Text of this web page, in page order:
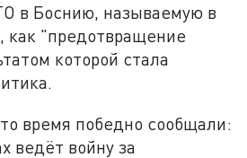
в Боснию, называемую в
как "предотвращение
которой стала
время победно сообщали:
ведёт войну за